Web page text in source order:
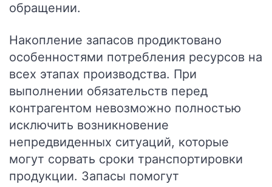
обращении.
Накопление запасов продиктовано
особенностями потребления ресурсов на
всех этапах производства. При
выполнении обязательств перед
контрагентом невозможно полностью
исключить возникновение
непредвиденных ситуаций, которые
могут сорвать сроки транспортировки
продукции. Запасы помогут